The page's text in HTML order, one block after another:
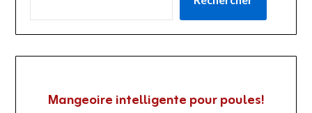
Mangeoire intelligente pour poules!